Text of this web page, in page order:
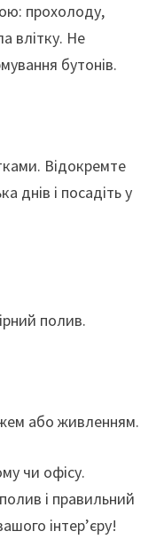
прохолоду,
влітку. Не
бутонів.
Відокремте
днів і посадіть у
полив.
або живленням.
чи офісу.
і правильний
інтер’єру!